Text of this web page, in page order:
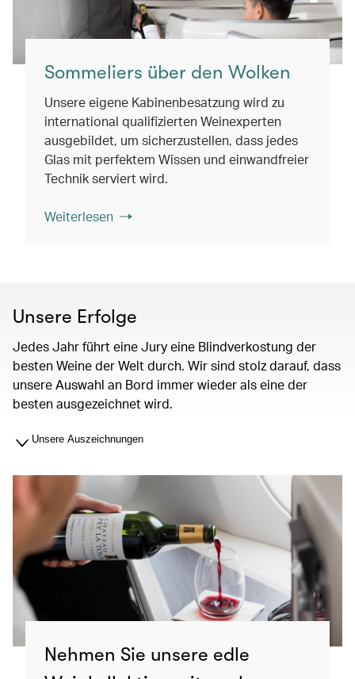
Sommeliers über den Wolken
Unsere eigene Kabinenbesatzung wird zu
international qualifizierten Weinexperten
ausgebildet, um sicherzustellen, dass jedes
Glas mit perfektem Wissen und einwandfreier
Technik serviert wird.
Weiterlesen
Unsere Erfolge
Jedes Jahr führt eine Jury eine Blindverkostung der
besten Weine der Welt durch. Wir sind stolz darauf, dass
unsere Auswahl an Bord immer wieder als eine der
besten ausgezeichnet wird.
Unsere Auszeichnungen
Nehmen Sie unsere edle